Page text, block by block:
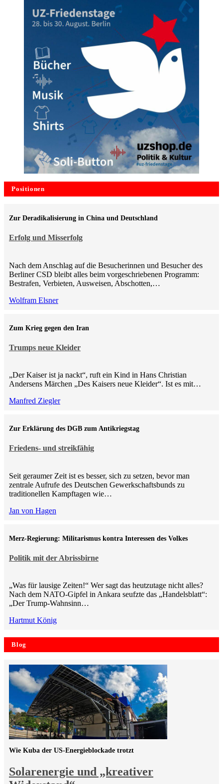
Positionen
Erfolg und Misserfolg
Zur Deradikalisierung in China und Deutschland
Nach dem Anschlag auf die Besucherinnen und Besucher des
Berliner CSD bleibt alles beim vorgeschriebenen Programm:
Bestrafen, Verbieten, Ausweisen, Abschotten,…
Wolfram Elsner
Trumps neue Kleider
Zum Krieg gegen den Iran
„Der Kaiser ist ja nackt“, ruft ein Kind in Hans Christian
Andersens Märchen „Des Kaisers neue Kleider“. Ist es mit…
Manfred Ziegler
Friedens- und streikfähig
Zur Erklärung des DGB zum Antikriegstag
Seit geraumer Zeit ist es besser, sich zu setzen, bevor man
zentrale Aufrufe des Deutschen Gewerkschaftsbunds zu
traditionellen Kampftagen wie…
Jan von Hagen
Politik mit der Abrissbirne
Merz-Regierung: Militarismus kontra Inte­ressen des Volkes
„Was für lausige Zeiten!“ Wer sagt das heutzutage nicht alles?
Nach dem NATO-Gipfel in Ankara seufzte das „Handelsblatt“:
„Der Trump-Wahnsinn…
Hartmut König
Blog
Solarenergie und „kreativer
Wie Kuba der US-Energieblockade trotzt